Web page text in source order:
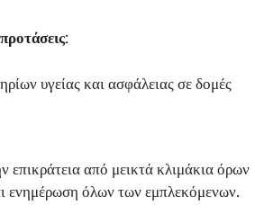
υγείας και ασφάλειας σε δομές
από μεικτά κλιμάκια όρων
ενημέρωση όλων των εμπλεκόμενων.